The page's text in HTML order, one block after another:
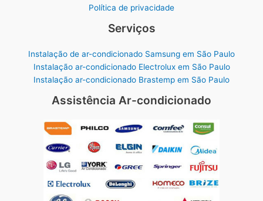
Política de privacidade
Serviços
Instalação de ar-condicionado Samsung em São Paulo
Instalação ar-condicionado Electrolux em São Paulo
Instalação ar-condicionado Brastemp em São Paulo
Assistência Ar-condicionado